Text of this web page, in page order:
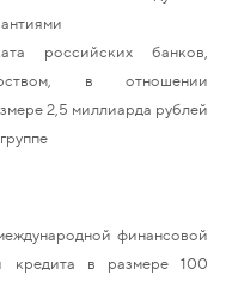
российских банков,
в отношении
2,5 миллиарда рублей
финансовой
кредита в размере 100